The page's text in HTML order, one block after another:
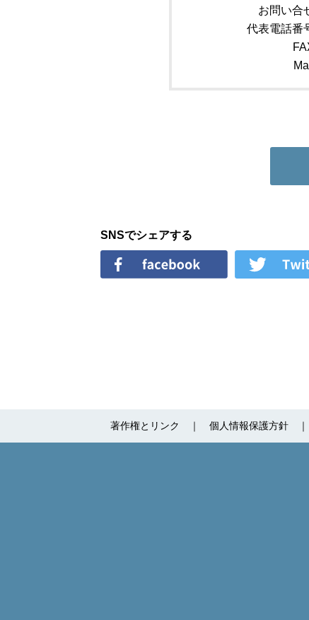
お問い合
代表電話番
SNSでシェアする
著作権とリンク 個人情報保護方針